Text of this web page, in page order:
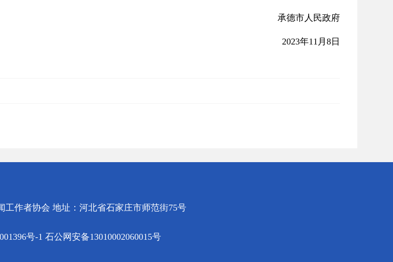
承德市人民政府
2023年11月8日
工作者协会 地址：河北省石家庄市师范街75号
号-1 石公网安备13010002060015号